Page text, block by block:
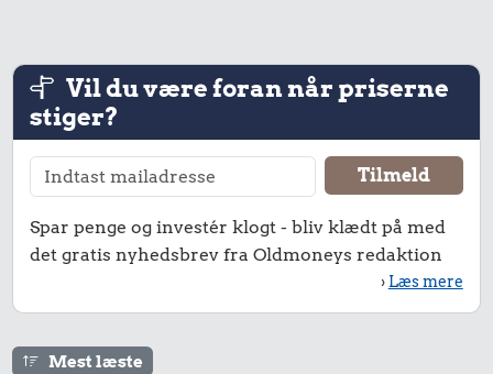
Vil du være foran når priserne
stiger?
Spar penge og investér klogt - bliv klædt på med
det gratis nyhedsbrev fra Oldmoneys redaktion
› Læs mere
Mest læste